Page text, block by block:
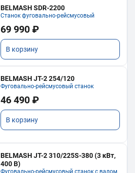
BELMASH SDR-2200
Станок фуговально-рейсмусовый
69 990 ₽
В корзину
BELMASH JT-2 254/120
Фуговально-рейсмусовый станок
46 490 ₽
В корзину
BELMASH JT-2 310/225S-380 (3 кВт,
400 В)
Фуговально-рейсмусовый станок с валом